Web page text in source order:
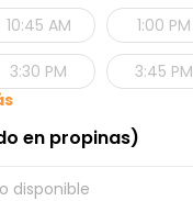
10:45 AM 1:00 PM
3:30 PM
3:45 PM
en propinas
disponible